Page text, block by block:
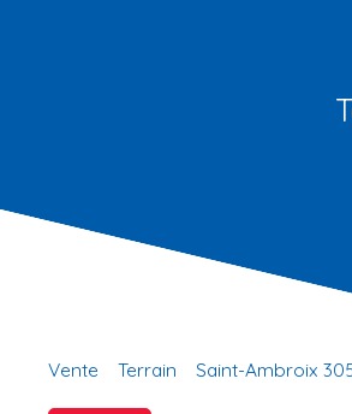
Vente Terrain Saint-Ambroix